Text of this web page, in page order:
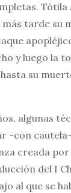
más tarde su
y luego la
su
algunas
-con
creada
del I
al que se